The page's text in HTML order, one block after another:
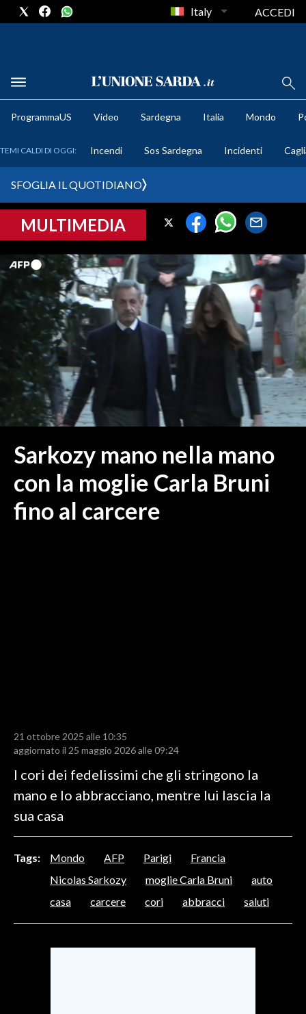
METEO
CRONACA SARDEGNA
PROVINCIA DI CAGLIARI
SULCIS IGLESIENTE
MEDIO CAMPIDANO
ORISTANO E PROVINCIA
SASSARI E PROVINCIA
GALLURA
NUORO E PROVINCIA
OGLIASTRA
ITALIA
MONDO
RISULTATI E CLASSIFICHE
CALCIO REGIONALE
BASKET
VOLLEY
TENNIS
ALTRI SPORT
SPETTACOLI
Italy ACCEDI
ProgrammaUS Video Sardegna Italia Mondo
TEMI CALDI DI OGGI: Incendi Sos Sardegna Incidenti
SFOGLIA IL QUOTIDIANO
MULTIMEDIA
Sarkozy mano nella mano
con la moglie Carla Bruni
fino al carcere
21 ottobre 2025 alle 10:35
aggiornato il 25 maggio 2026 alle 09:24
I cori dei fedelissimi che gli stringono la
mano e lo abbracciano, mentre lui lascia la
sua casa
Tags: Mondo AFP Parigi
Francia
Nicolas Sarkozy
moglie Carla Bruni
auto
casa
carcere cori abbracci saluti